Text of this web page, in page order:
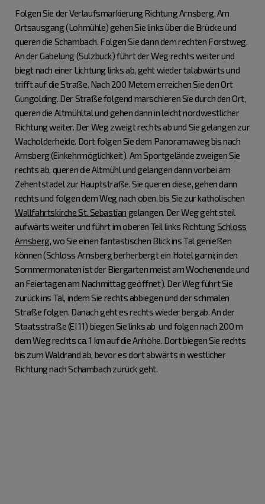
Folgen Sie der Verlaufsmarkierung Richtung Arnsberg. Am
Ortsausgang (Lohmühle) gehen Sie links über die Brücke und
queren die Schambach. Folgen Sie dann dem rechten Forstweg.
An der Gabelung (Sulzbuck) führt der Weg rechts weiter und
biegt nach einer Lichtung links ab, geht wieder talabwärts und
trifft auf die Straße. Nach 200 Metern erreichen Sie den Ort
Gungolding. Der Straße folgend marschieren Sie durch den Ort,
queren die Altmühltal und gehen dann in leicht nordwestlicher
Richtung weiter. Der Weg zweigt rechts ab und Sie gelangen zur
Wacholderheide. Dort folgen Sie dem Panoramaweg bis nach
Arnsberg (Einkehrmöglichkeit). Am Sportgelände zweigen Sie
rechts ab, queren die Altmühl und gelangen dann vorbei am
Zehentstadel zur Hauptstraße. Sie queren diese, gehen dann
rechts und folgen dem Weg nach oben, bis Sie zur katholischen
Wallfahrtskirche St. Sebastian gelangen. Der Weg geht steil
aufwärts weiter und führt im oberen Teil links RichtungSchloss
Arnsberg, wo Sie einen fantastischen Blick ins Tal genießen
können (Schloss Arnsberg berherbergt ein Hotel garni; in den
Sommermonaten ist der Biergarten meist am Wochenende und
an Feiertagen am Nachmittag geöffnet). Der Weg führt Sie
zurück ins Tal, indem Sie rechts abbiegen und der schmalen
Straße folgen. Danach geht es rechts wieder bergab. An der
Staatsstraße (EI 11) biegen Sie links ab und folgen nach 200 m
dem Weg rechts ca. 1 km auf die Anhöhe. Dort biegen Sie rechts
bis zum Waldrand ab, bevor es dort abwärts in westlicher
Richtung nach Schambach zurück geht.